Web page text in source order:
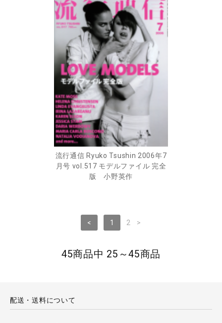
流行通信 Ryuko Tsushin 2006年7
月号 vol.517 モデルファイル 完全
版 小野英作
< 1 2 >
45商品中 25～45商品
配送・送料について